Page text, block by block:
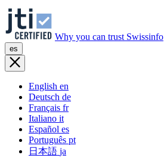
Why you can trust Swissinfo
es
English en
Deutsch de
Français fr
Italiano it
Español es
Português pt
日本語 ja